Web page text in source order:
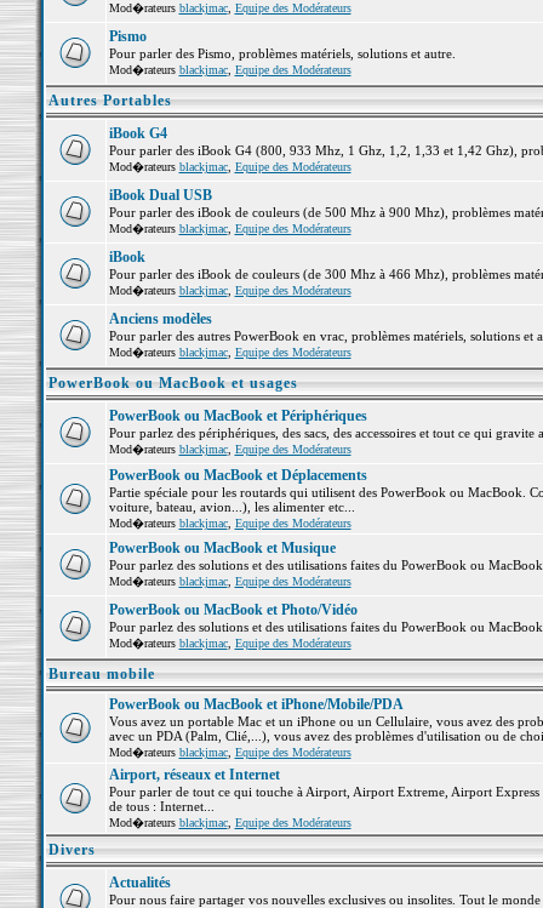
Mod�rateurs blackjmac, Equipe des Modérateurs
Pismo
Pour parler des Pismo, problèmes matériels, solutions et autre.
Mod�rateurs blackjmac, Equipe des Modérateurs
Autres Portables
iBook G4
Pour parler des iBook G4 (800, 933 Mhz, 1 Ghz, 1,2, 1,33 et 1,42 Ghz),
Mod�rateurs blackjmac, Equipe des Modérateurs
iBook Dual USB
Pour parler des iBook de couleurs (de 500 Mhz à 900 Mhz), problèmes
Mod�rateurs blackjmac, Equipe des Modérateurs
iBook
Pour parler des iBook de couleurs (de 300 Mhz à 466 Mhz), problèmes
Mod�rateurs blackjmac, Equipe des Modérateurs
Anciens modèles
Pour parler des autres PowerBook en vrac, problèmes matériels, solutions et
Mod�rateurs blackjmac, Equipe des Modérateurs
PowerBook ou MacBook et usages
PowerBook ou MacBook et Périphériques
Pour parlez des périphériques, des sacs, des accessoires et tout ce qui
Mod�rateurs blackjmac, Equipe des Modérateurs
PowerBook ou MacBook et Déplacements
Partie spéciale pour les routards qui utilisent des PowerBook ou MacBook.
voiture, bateau, avion...), les alimenter etc...
Mod�rateurs blackjmac, Equipe des Modérateurs
PowerBook ou MacBook et Musique
Pour parlez des solutions et des utilisations faites du PowerBook ou
Mod�rateurs blackjmac, Equipe des Modérateurs
PowerBook ou MacBook et Photo/Vidéo
Pour parlez des solutions et des utilisations faites du PowerBook ou
Mod�rateurs blackjmac, Equipe des Modérateurs
Bureau mobile
PowerBook ou MacBook et iPhone/Mobile/PDA
Vous avez un portable Mac et un iPhone ou un Cellulaire, vous avez des
avec un PDA (Palm, Clié,...), vous avez des problèmes d'utilisation ou de
Mod�rateurs blackjmac, Equipe des Modérateurs
Airport, réseaux et Internet
Pour parler de tout ce qui touche à Airport, Airport Extreme, Airport
de tous : Internet...
Mod�rateurs blackjmac, Equipe des Modérateurs
Divers
Actualités
Pour nous faire partager vos nouvelles exclusives ou insolites. Tout le